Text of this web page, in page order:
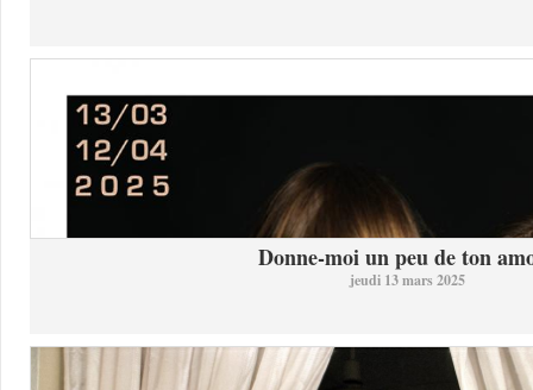
Donne-moi un peu de ton
jeudi 13 mars 2025